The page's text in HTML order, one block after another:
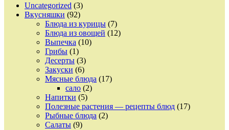
Uncategorized (3)
Вкусняшки (92)
Блюда из курицы (7)
Блюда из овощей (12)
Выпечка (10)
Грибы (1)
Десерты (3)
Закуски (6)
Мясные блюда (17)
сало (2)
Напитки (5)
Полезные растения — рецепты блюд (17)
Рыбные блюда (2)
Салаты (9)